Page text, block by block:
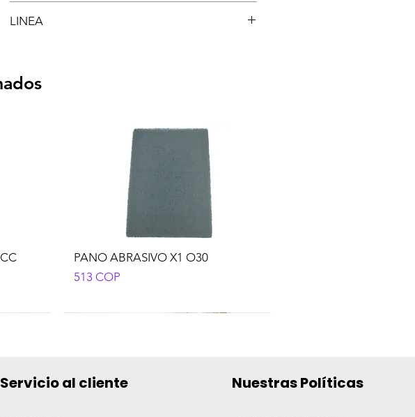
LINEA
PANO ABRASIVO X1 O30
Precio
513 COP
Servicio al cliente Nuestras Políticas